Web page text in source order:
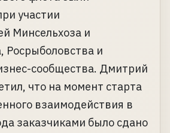
участии
Минсельхоза и
Росрыболовства и
сообщества. Дмитрий
что на момент старта
взаимодействия в
заказчиками было сдано